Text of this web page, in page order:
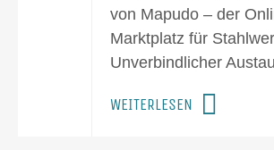
von Mapudo – der
Marktplatz für
Unverbindlicher
WEITERLESEN